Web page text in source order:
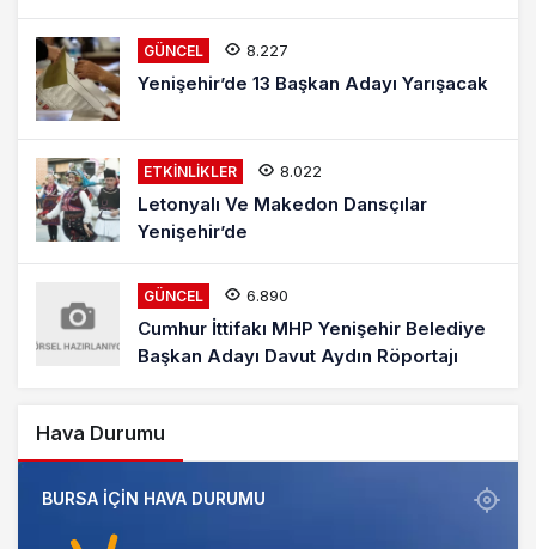
GÜNCEL 8.227
Yenişehir’de 13 Başkan Adayı Yarışacak
ETKINLIKLER 8.022
Letonyalı Ve Makedon Dansçılar
Yenişehir’de
GÜNCEL 6.890
Cumhur İttifakı MHP Yenişehir Belediye
Başkan Adayı Davut Aydın Röportajı
Hava Durumu
BURSA IÇIN HAVA DURUMU